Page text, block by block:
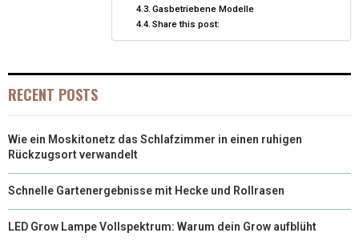
Gasbetriebene Modelle
Share this post:
RECENT POSTS
Wie ein Moskitonetz das Schlafzimmer in einen ruhigen
Rückzugsort verwandelt
Schnelle Gartenergebnisse mit Hecke und Rollrasen
LED Grow Lampe Vollspektrum: Warum dein Grow aufblüht